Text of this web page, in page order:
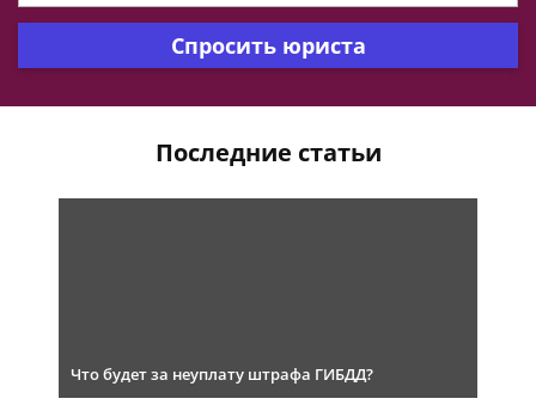
Спросить юриста
Последние статьи
Что будет за неуплату штрафа ГИБДД?